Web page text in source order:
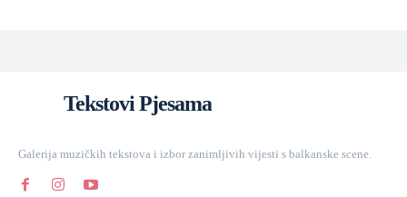
Tekstovi Pjesama
Galerija muzičkih tekstova i izbor zanimljivih vijesti s balkanske scene.